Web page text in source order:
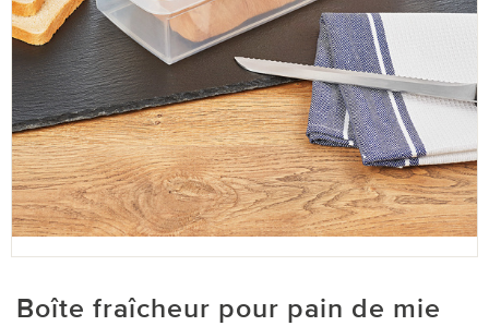
Boîte fraîcheur pour pain de mie